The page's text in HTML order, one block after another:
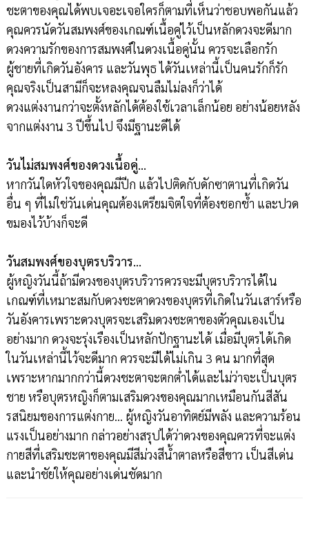
ชะตาของคุณได้พบเจอะเจอใครก็ตามที่เห็นว่าชอบพอกันแล้ว
คุณควรนัดวันสมพงศ์ของเกณฑ์เนื้อคู่ไว้เป็นหลักดวงจะดีมาก
ดวงความรักของการสมพงศ์ในดวงเนื้อคู่นั้น ควรจะเลือกรัก
ผู้ชายที่เกิดวันอังคาร และวันพุธ ได้วันเหล่านี้เป็นคนรักก็รัก
คุณจริงเป็นสามีก็จะหลงคุณจนลืมไม่ลงก็ว่าได้
ดวงแต่งงานกว่าจะตั้งหลักได้ต้องใช้เวลาเล็กน้อย อย่างน้อยหลัง
จากแต่งงาน 3 ปีขึ้นไป จึงมีฐานะดีได้
วันไม่สมพงศ์ของดวงเนื้อคู่…
หากวันใดหัวใจของคุณมีปีก แล้วไปติดกับดักซาตานที่เกิดวัน
อื่น ๆ ที่ไม่ใช่วันเด่นคุณต้องเตรียมจิตใจที่ต้องชอกช้ำ และปวด
ขมองไว้บ้างก็จะดี
วันสมพงศ์ของบุตรบริวาร…
ผู้หญิงวันนี้ถ้ามีดวงของบุตรบริวารควรจะมีบุตรบริวารได้ใน
เกณฑ์ที่เหมาะสมกับดวงชะตาดวงของบุตรที่เกิดในวันเสาร์หรือ
วันอังคารเพราะดวงบุตรจะเสริมดวงชะตาของตัวคุณเองเป็น
อย่างมาก ดวงจะรุ่งเรืองเป็นหลักปักฐานะได้ เมื่อมีบุตรได้เกิด
ในวันเหล่านี้ไว้จะดีมาก ควรจะมีได้ไม่เกิน 3 คน มากที่สุด
เพราะหากมากกว่านี้ดวงชะตาจะตกต่ำได้และไม่ว่าจะเป็นบุตร
ชาย หรือบุตรหญิงก็ตามเสริมดวงของคุณมากเหมือนกันสีสัน
รสนิยมของการแต่งกาย… ผู้หญิงวันอาทิตย์มีพลัง และความร้อน
แรงเป็นอย่างมาก กล่าวอย่างสรุปได้ว่าดวงของคุณควรที่จะแต่ง
กายสีที่เสริมชะตาของคุณมีสีม่วงสีน้ำตาลหรือสีขาว เป็นสีเด่น
และนำชัยให้คุณอย่างเด่นชัดมาก